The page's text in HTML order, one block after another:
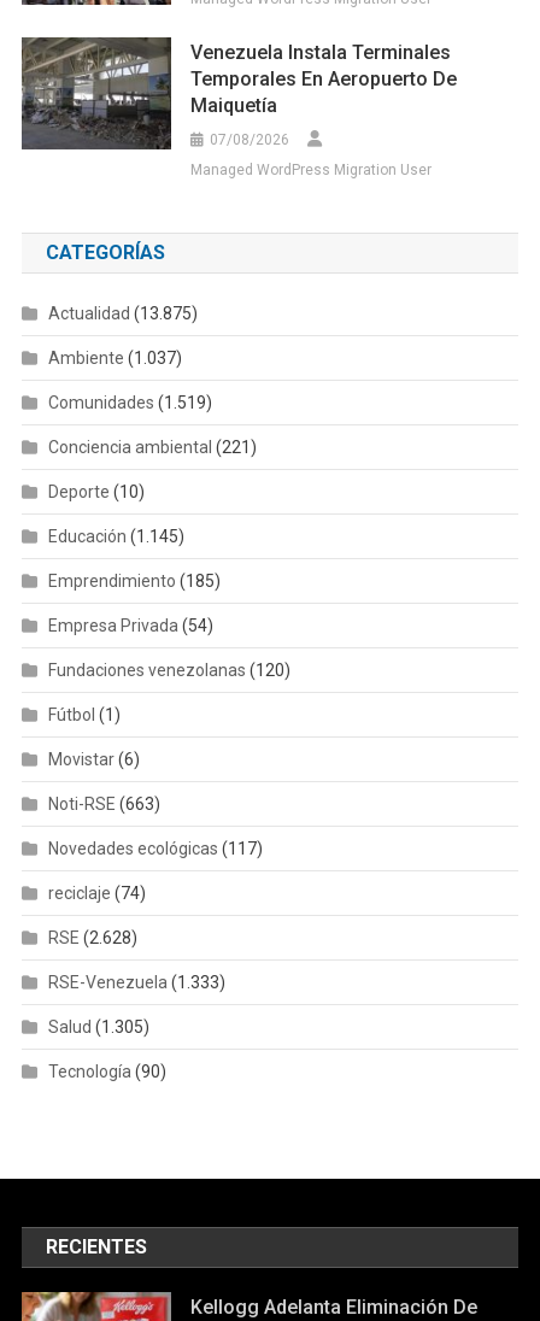
Venezuela Instala Terminales
Temporales En Aeropuerto De
Maiquetía
07/08/2026
Managed WordPress Migration User
CATEGORÍAS
Actualidad (13.875)
Ambiente (1.037)
Comunidades (1.519)
Conciencia ambiental (221)
Deporte (10)
Educación (1.145)
Emprendimiento (185)
Empresa Privada (54)
Fundaciones venezolanas (120)
Fútbol (1)
Movistar(6)
Noti-RSE (663)
Novedades ecológicas (117)
reciclaje (74)
RSE (2.628)
RSE-Venezuela (1.333)
Salud (1.305)
Tecnología (90)
RECIENTES
Kellogg Adelanta Eliminación De